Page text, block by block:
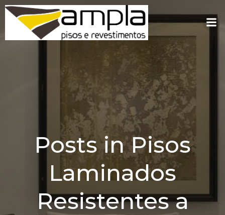
Pular
para
o
conteúdo
Posts in Pisos
Laminados
Resistentes a